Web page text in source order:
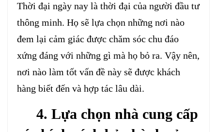
Thời đại ngày nay là thời đại của người đầu tư
thông minh. Họ sẽ lựa chọn những nơi nào
đem lại cảm giác được chăm sóc chu đáo
xứng đáng với những gì mà họ bỏ ra. Vậy nên,
nơi nào làm tốt vấn đề này sẽ được khách
hàng biết đến và hợp tác lâu dài.
4. Lựa chọn nhà cung cấp